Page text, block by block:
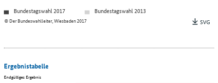
© Der Bundeswahlleiter, Wiesbaden 2017
Bundestagswahl 2017
Bundestagswahl 2013
SVG
Ergebnistabelle
Endgültiges Ergebnis